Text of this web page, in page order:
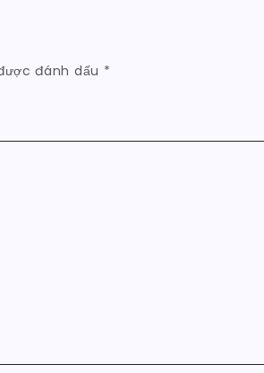
đánh dấu *